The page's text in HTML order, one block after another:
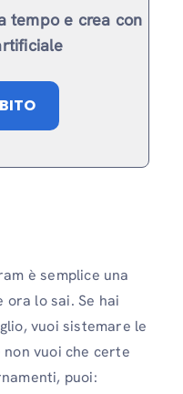
tempo e crea con
è semplice una
ora lo sai. Se hai
vuoi sistemare le
vuoi che certe
puoi: